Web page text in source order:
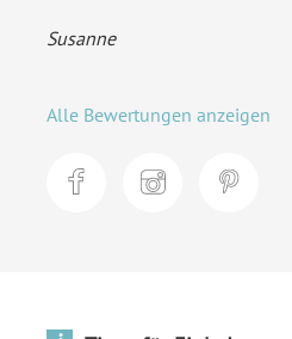
Susanne
Alle Bewertungen anzeigen